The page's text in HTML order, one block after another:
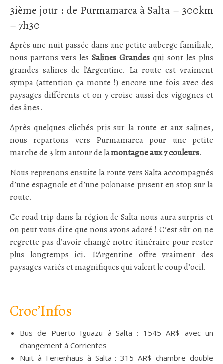
3ième jour : de Purmamarca à Salta – 300km
– 7h30
Après une nuit passée dans une petite auberge familiale,
nous partons vers les Salines Grandes qui sont les plus
grandes salines de l’Argentine. La route est vraiment
sympa (attention ça monte !) encore une fois avec des
paysages différents et on y croise aussi des vigognes et
des ânes.
Après quelques clichés pris sur la route et aux salines,
nous repartons vers Purmamarca pour une petite
marche de 3 km autour de lamontagne aux 7 couleurs.
Nous reprenons ensuite la route vers Salta accompagnés
d’une espagnole et d’une polonaise prisent en stop sur la
route.
Ce road trip dans la région de Salta nous aura surpris et
on peut vous dire que nous avons adoré ! C’est sûr on ne
regrette pas d’avoir changé notre itinéraire pour rester
plus longtemps ici. L’Argentine offre vraiment des
paysages variés et magnifiques qui valent le coup d’oeil.
Croc’Infos
Bus de Puerto Iguazu à Salta : 1545 AR$ avec un
changement à Corrientes
Nuit à Ferienhaus à Salta : 315 AR$ chambre double